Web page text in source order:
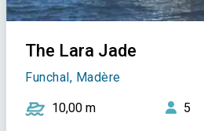
The Lara Jade
Funchal, Madère
10,00 m 5